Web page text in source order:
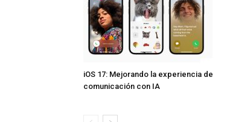
iOS 17: Mejorando la experiencia de
comunicación con IA